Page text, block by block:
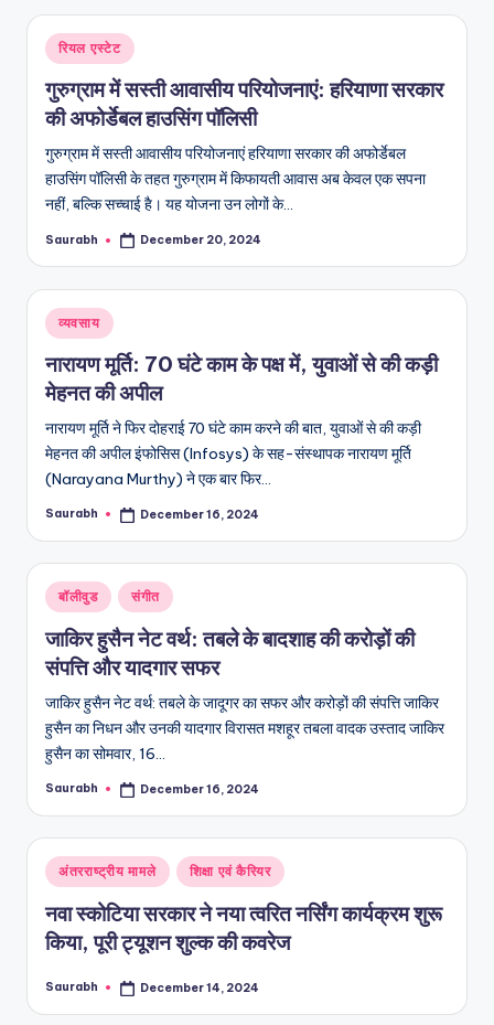
Posted
in
रियल एस्टेट
गुरुग्राम में सस्ती आवासीय परियोजनाएं: हरियाणा सरकार
की अफोर्डेबल हाउसिंग पॉलिसी
गुरुग्राम में सस्ती आवासीय परियोजनाएं हरियाणा सरकार की अफोर्डेबल
हाउसिंग पॉलिसी के तहत गुरुग्राम में किफायती आवास अब केवल एक सपना
नहीं, बल्कि सच्चाई है। यह योजना उन लोगों के…
Posted
Saurabh December 20, 2024
Posted
in
व्यवसाय
नारायण मूर्ति: 70 घंटे काम के पक्ष में, युवाओं से की कड़ी
मेहनत की अपील
नारायण मूर्ति ने फिर दोहराई 70 घंटे काम करने की बात, युवाओं से की कड़ी
मेहनत की अपील इंफोसिस (Infosys) के सह-संस्थापक नारायण मूर्ति
(Narayana Murthy) ने एक बार फिर…
Posted
Saurabh December 16, 2024
Posted
बॉलीवुड संगीत
जाकिर हुसैन नेट वर्थ: तबले के बादशाह की करोड़ों की
संपत्ति और यादगार सफर
जाकिर हुसैन नेट वर्थ: तबले के जादूगर का सफर और करोड़ों की संपत्ति जाकिर
हुसैन का निधन और उनकी यादगार विरासत मशहूर तबला वादक उस्ताद जाकिर
हुसैन का सोमवार, 16…
Posted
Saurabh December 16, 2024
Posted
in
अंतरराष्ट्रीय मामले शिक्षा एवं कैरियर
नवा स्कोटिया सरकार ने नया त्वरित नर्सिंग कार्यक्रम शुरू
किया, पूरी ट्यूशन शुल्क की कवरेज
Posted
Saurabh December 14, 2024